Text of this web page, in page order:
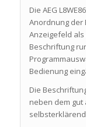
Die AEG
Anordnung der
Anzeigefeld
Beschriftung
Bedienung
Die
neben dem